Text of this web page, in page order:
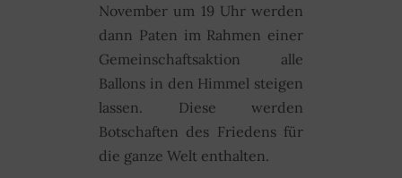
November um 19 Uhr werden
dann Paten im Rahmen einer
Gemeinschaftsaktion alle
Ballons in den Himmel steigen
lassen. Diese werden
Botschaften des Friedens für
die ganze Welt enthalten.